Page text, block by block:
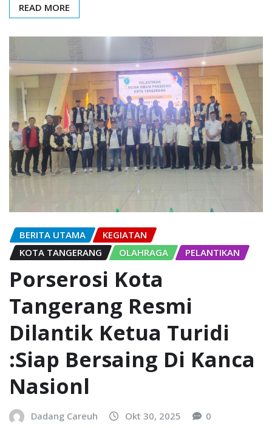
READ MORE
BERITA UTAMA
KEGIATAN
KOTA TANGERANG
OLAHRAGA PELANTIKAN
Porserosi Kota
Tangerang Resmi
Dilantik Ketua Turidi
:Siap Bersaing Di Kanca
Nasionl
Dadang Careuh Okt 30, 2025 0